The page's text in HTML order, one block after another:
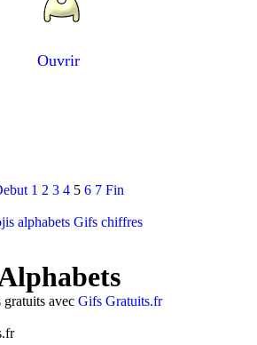
Ouvrir
1 2 3 4 5 6 7 Fin
alphabets Gifs chiffres
avec Gifs Gratuits.fr